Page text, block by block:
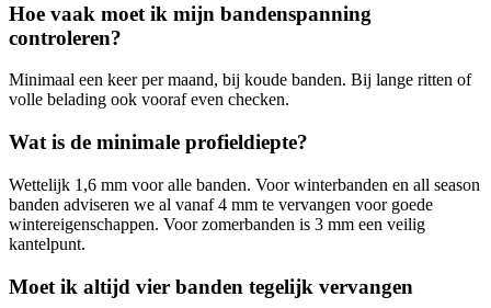
Hoe vaak moet ik mijn bandenspanning
controleren?
Minimaal een keer per maand, bij koude banden. Bij lange ritten of
volle belading ook vooraf even checken.
Wat is de minimale profieldiepte?
Wettelijk 1,6 mm voor alle banden. Voor winterbanden en all season
banden adviseren we al vanaf 4 mm te vervangen voor goede
wintereigenschappen. Voor zomerbanden is 3 mm een veilig
kantelpunt.
Moet ik altijd vier banden tegelijk vervangen